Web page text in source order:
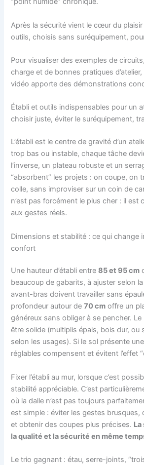
Après la sécurité vient le cœur du plaisir
outils, choisis sans suréquipement,
Pour visualiser des exemples de
charge et de bonnes pratiques
vidéo apporte des démonstrations
Établi et outils indispensables pour un
choisir juste, éviter le suréquipement,
L’établi est le centre de gravité d’un
trop bas ou instable, chaque tâche
l’inverse, un plateau robuste et un
“absorbent” les projets : on coupe, on
colle, sans improviser sur un coin de
n’est pas forcément le plus cher : il est
aux gestes réels.
Dimensions et stabilité : ce qui change
confort
Une hauteur d’établi entre85 et 95 cm
beaucoup de gabarits, à ajuster selon
avant-bras doivent travailler sans
profondeur autour de70 cm offre un
généreux sans obliger à se pencher. Le
être solide (multiplis épais, bois dur, ou
selon les usages). Si le sol présente
réglables compensent et évitent l’effet
Fixer l’établi au mur, lorsque c’est
stabilité appréciable. C’est
où la dalle n’est pas toujours
est simple : éviter les gestes brusques,
et obtenir des coupes plus précises.
la qualité et la sécurité en même
Le trio gagnant : étau, serre-joints,